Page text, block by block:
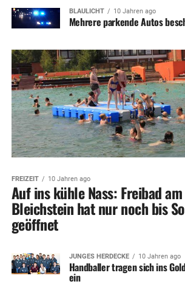
BLAULICHT 10 Jahren ago
Mehrere parkende Autos
FREIZEIT 10 Jahren ago
Auf ins kühle Nass: Freibad am
Bleichstein hat nur noch bis
geöffnet
JUNGES HERDECKE 10 Jahren ago
Handballer tragen sich ins
ein